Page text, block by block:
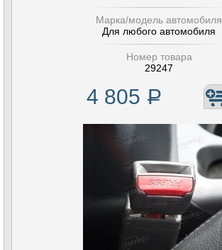
Марка/модель автомобиля
Для любого автомобиля
Номер товара
29247
4 805 Р